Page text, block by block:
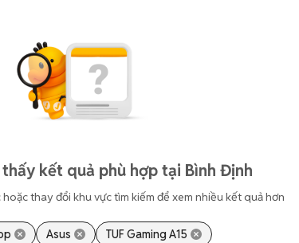
kết quả phù hợp tại Bình Định
thay đổi khu vực tìm kiếm để xem nhiều kết quả hơn
Asus TUF Gaming A15